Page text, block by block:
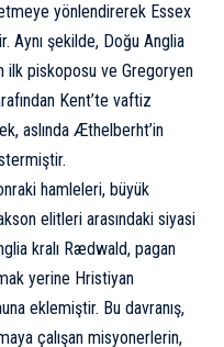
yönlendirerek Essex
Aynı şekilde, Doğu Anglia
ilk piskoposu ve Gregoryen
Kent’te vaftiz
aslında Æthelberht’in
hamleleri, büyük
elitleri arasındaki siyasi
kralı Rædwald, pagan
yerine Hristiyan
eklemiştir. Bu davranış,
çalışan misyonerlerin,